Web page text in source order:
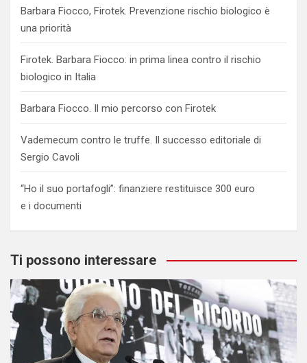
Barbara Fiocco, Firotek. Prevenzione rischio biologico è
una priorità
Firotek. Barbara Fiocco: in prima linea contro il rischio
biologico in Italia
Barbara Fiocco. Il mio percorso con Firotek
Vademecum contro le truffe. Il successo editoriale di
Sergio Cavoli
“Ho il suo portafogli”: finanziere restituisce 300 euro
e i documenti
Ti possono interessare